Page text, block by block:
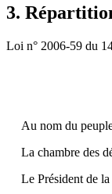
3.
Loi n° 2006-59 du
Au nom du
La chambre des
Le Président de